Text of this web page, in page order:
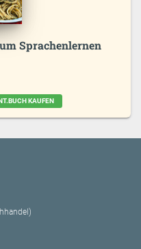
Sprachenlernen
KAUFEN